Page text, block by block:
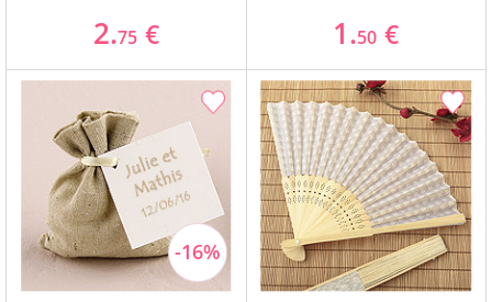
2.75 € 1.50 €